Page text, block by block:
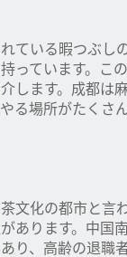
ている暇つぶし
っています。こ
します。成都は
る場所がたくさ
文化の都市と言
あります。中国
り、高齢の退職